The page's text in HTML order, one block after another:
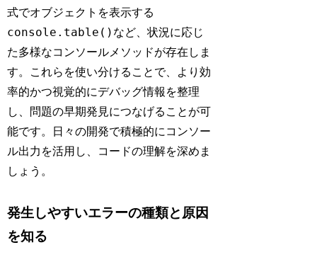
式でオブジェクトを表示する
console.table() など、状況に応じ
た多様なコンソールメソッドが存在しま
す。これらを使い分けることで、より効
率的かつ視覚的にデバッグ情報を整理
し、問題の早期発見につなげることが可
能です。日々の開発で積極的にコンソー
ル出力を活用し、コードの理解を深めま
しょう。
発生しやすいエラーの種類と原因
を知る